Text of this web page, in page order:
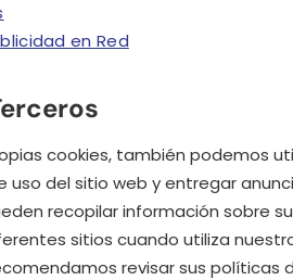
en Red
cookies, también podemos
del sitio web y entregar
recopilar información sobre
sitios cuando utiliza
revisar sus políticas